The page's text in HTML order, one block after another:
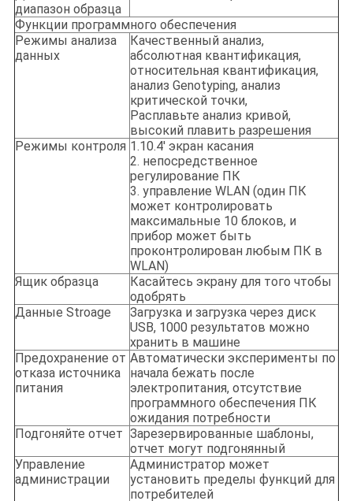
диапазон образца
Функции программного обеспечения
Режимы анализа
данных
Качественный анализ,
абсолютная квантификация,
относительная квантификация,
анализ Genotyping, анализ
критической точки,
Расплавьте анализ кривой,
высокий плавить разрешения
Режимы контроля 1.10.4' экран касания
2. непосредственное
регулирование ПК
3. управление WLAN (один ПК
может контролировать
максимальные 10 блоков, и
прибор может быть
проконтролирован любым ПК в
WLAN)
Ящик образца
Касайтесь экрану для того чтобы
одобрять
Данные Stroage
Загрузка и загрузка через диск
USB, 1000 результатов можно
хранить в машине
Предохранение от
отказа источника
питания
Автоматически эксперименты по
начала бежать после
электропитания, отсутствие
программного обеспечения ПК
ожидания потребности
Подгоняйте отчет Зарезервированные шаблоны,
отчет могут подгонянный
Управление
администрации
Администратор может
установить пределы функций для
потребителей